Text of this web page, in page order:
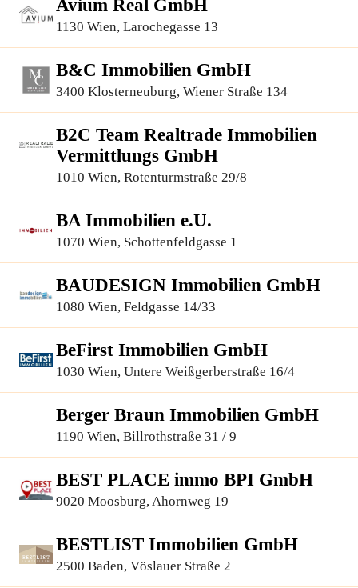
Avium Real GmbH
1130 Wien, Larochegasse 13
B&C Immobilien GmbH
3400 Klosterneuburg, Wiener Straße 134
B2C Team Realtrade Immobilien
Vermittlungs GmbH
1010 Wien, Rotenturmstraße 29/8
BA Immobilien e.U.
1070 Wien, Schottenfeldgasse 1
BAUDESIGN Immobilien GmbH
1080 Wien, Feldgasse 14/33
BeFirst Immobilien GmbH
1030 Wien, Untere Weißgerberstraße 16/4
Berger Braun Immobilien GmbH
1190 Wien, Billrothstraße 31 / 9
BEST PLACE immo BPI GmbH
9020 Moosburg, Ahornweg 19
BESTLIST Immobilien GmbH
2500 Baden, Vöslauer Straße 2